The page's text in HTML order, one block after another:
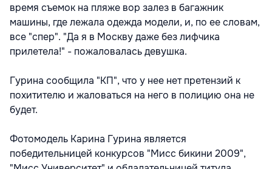
время съемок на пляже вор залез в багажник
машины, где лежала одежда модели, и, по ее словам,
все "спер". "Да я в Москву даже без лифчика
прилетела!" - пожаловалась девушка.
Гурина сообщила "КП", что у нее нет претензий к
похитителю и жаловаться на него в полицию она не
будет.
Фотомодель Карина Гурина является
победительницей конкурсов "Мисс бикини 2009",